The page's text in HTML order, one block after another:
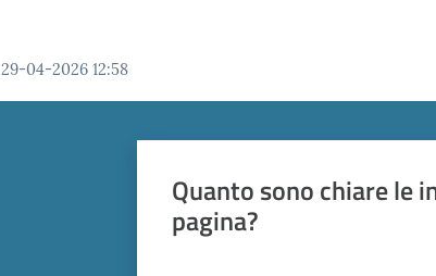
29-04-2026 12:58
Quanto sono chiare le
pagina?